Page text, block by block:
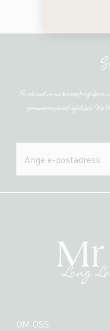
Få information om de senaste
prenumerera på vårt nyhetsbrev.
OM OSS